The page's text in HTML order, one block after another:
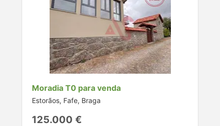
Moradia T0 para venda
Estorãos, Fafe, Braga
125.000 €